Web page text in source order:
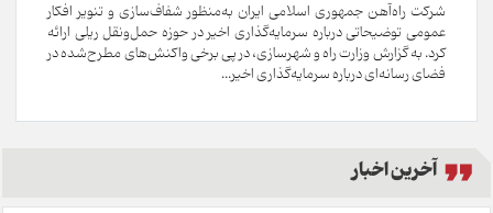
شرکت راه‌آهن جمهوری اسلامی ایران به‌منظور شفاف‌سازی و تنویر افکار
عمومی توضیحاتی درباره سرمایه‌گذاری اخیر در حوزه حمل‌ونقل ریلی ارائه
کرد. به گزارش وزارت راه و شهرسازی، در پی برخی واکنش‌های مطرح‌شده در
فضای رسانه‌ای درباره سرمایه‌گذاری اخیر...
آخرین اخبار